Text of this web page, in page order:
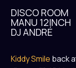
DISCO ROOM
MANU 12INCH
DJ ANDRÉ
Kiddy Smile back